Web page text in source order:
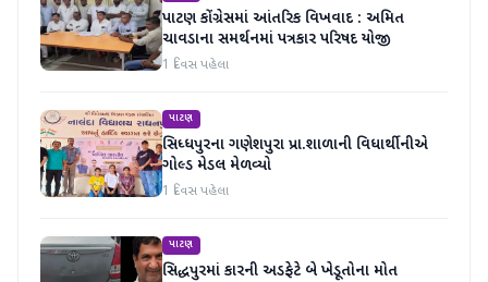
પાટણ કોંગ્રેસમાં આંતરિક વિખવાદ : અમિત
ચાવડાના સમર્થનમાં પત્રકાર પરિષદ યોજી
1 દિવસ પહેલા
પાટણ
સિધ્ધપુરના ગણેશપુરા પ્રા.શાળાની વિધાર્થીનીએ
ગોલ્ડ મેડલ મેળવ્યો
1 દિવસ પહેલા
પાટણ
સિદ્ધપુરમાં કારની અડફેટે બે ખેડૂતોના મોત